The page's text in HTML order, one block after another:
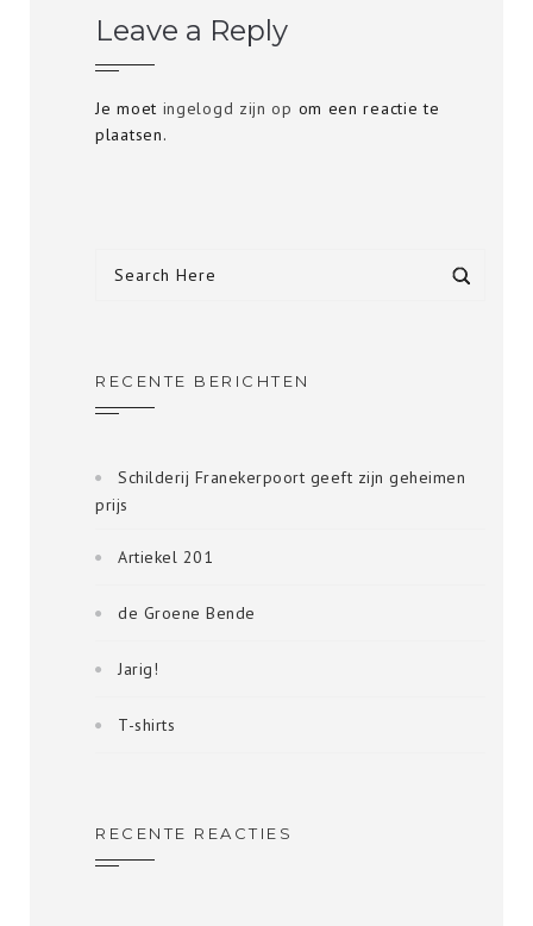
Leave a Reply
Je moet ingelogd zijn op om een reactie te
plaatsen.
RECENTE BERICHTEN
Schilderij Franekerpoort geeft zijn geheimen
prijs
Artiekel 201
de Groene Bende
Jarig!
T-shirts
RECENTE REACTIES